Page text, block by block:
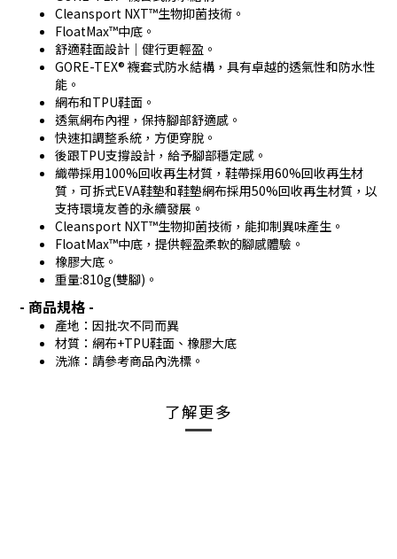
Cleansport NXT™生物抑菌技術。
FloatMax™中底。
舒適鞋面設計｜健行更輕盈。
GORE-TEX® 襪套式防水結構，具有卓越的透氣性和防水性
能。
網布和TPU鞋面。
透氣網布內裡，保持腳部舒適感。
快速扣調整系統，方便穿脫。
後跟TPU支撐設計，給予腳部穩定感。
織帶採用100%回收再生材質，鞋帶採用60%回收再生材
質，可拆式EVA鞋墊和鞋墊網布採用50%回收再生材質，以
支持環境友善的永續發展。
Cleansport NXT™生物抑菌技術，能抑制異味產生。
FloatMax™中底，提供輕盈柔軟的腳感體驗。
橡膠大底。
重量:810g(雙腳)。
- 商品規格 -
產地：因批次不同而異
材質：網布+TPU鞋面、橡膠大底
洗滌：請參考商品內洗標。
了解更多